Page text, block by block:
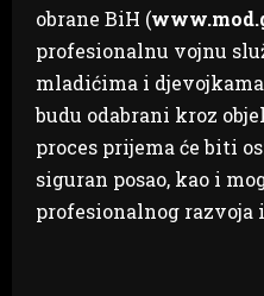
obrane BiH (
profesionalnu vojnu
mladićima i
budu odabrani kroz
proces prijema će biti
siguran posao, kao i
profesionalnog razvoja